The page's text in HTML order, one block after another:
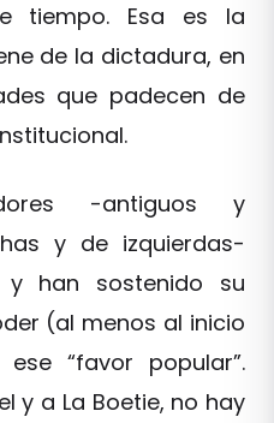
tiempo. Esa es la
de la dictadura, en
que padecen de
-antiguos y
y de izquierdas-
han sostenido su
(al menos al inicio
“favor popular”.
y a La Boetie, no hay